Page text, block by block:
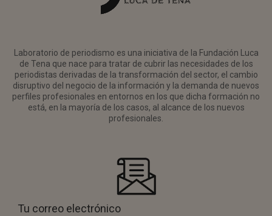
Laboratorio de periodismo es una iniciativa de la Fundación Luca
de Tena que nace para tratar de cubrir las necesidades de los
periodistas derivadas de la transformación del sector, el cambio
disruptivo del negocio de la información y la demanda de nuevos
perfiles profesionales en entornos en los que dicha formación no
está, en la mayoría de los casos, al alcance de los nuevos
profesionales.